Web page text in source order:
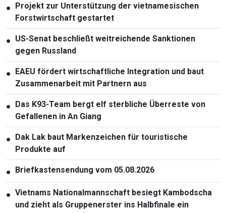
● Projekt zur Unterstützung der vietnamesischen
Forstwirtschaft gestartet
● US-Senat beschließt weitreichende Sanktionen
gegen Russland
● EAEU fördert wirtschaftliche Integration und baut
Zusammenarbeit mit Partnern aus
● Das K93-Team bergt elf sterbliche Überreste von
Gefallenen in An Giang
● Dak Lak baut Markenzeichen für touristische
Produkte auf
● Briefkastensendung vom 05.08.2026
● Vietnams Nationalmannschaft besiegt Kambodscha
und zieht als Gruppenerster ins Halbfinale ein